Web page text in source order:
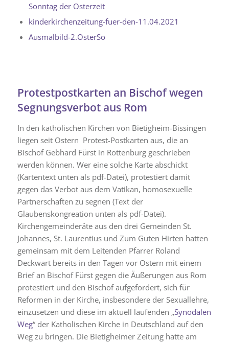
Sonntag der Osterzeit
kinderkirchenzeitung-fuer-den-11.04.2021
Ausmalbild-2.OsterSo
Protestpostkarten an Bischof wegen
Segnungsverbot aus Rom
In den katholischen Kirchen von Bietigheim-Bissingen
liegen seit Ostern Protest-Postkarten aus, die an
Bischof Gebhard Fürst in Rottenburg geschrieben
werden können. Wer eine solche Karte abschickt
(Kartentext unten als pdf-Datei), protestiert damit
gegen das Verbot aus dem Vatikan, homosexuelle
Partnerschaften zu segnen (Text der
Glaubenskongreation unten als pdf-Datei).
Kirchengemeinderäte aus den drei Gemeinden St.
Johannes, St. Laurentius und Zum Guten Hirten hatten
gemeinsam mit dem Leitenden Pfarrer Roland
Deckwart bereits in den Tagen vor Ostern mit einem
Brief an Bischof Fürst gegen die Äußerungen aus Rom
protestiert und den Bischof aufgefordert, sich für
Reformen in der Kirche, insbesondere der Sexuallehre,
einzusetzen und diese im aktuell laufenden „Synodalen
Weg“ der Katholischen Kirche in Deutschland auf den
Weg zu bringen. Die Bietigheimer Zeitung hatte am